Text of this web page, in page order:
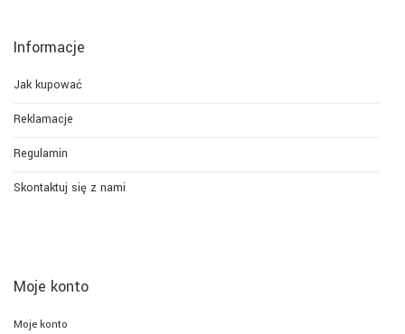
Informacje
Jak kupować
Reklamacje
Regulamin
Skontaktuj się z nami
Moje konto
Moje konto